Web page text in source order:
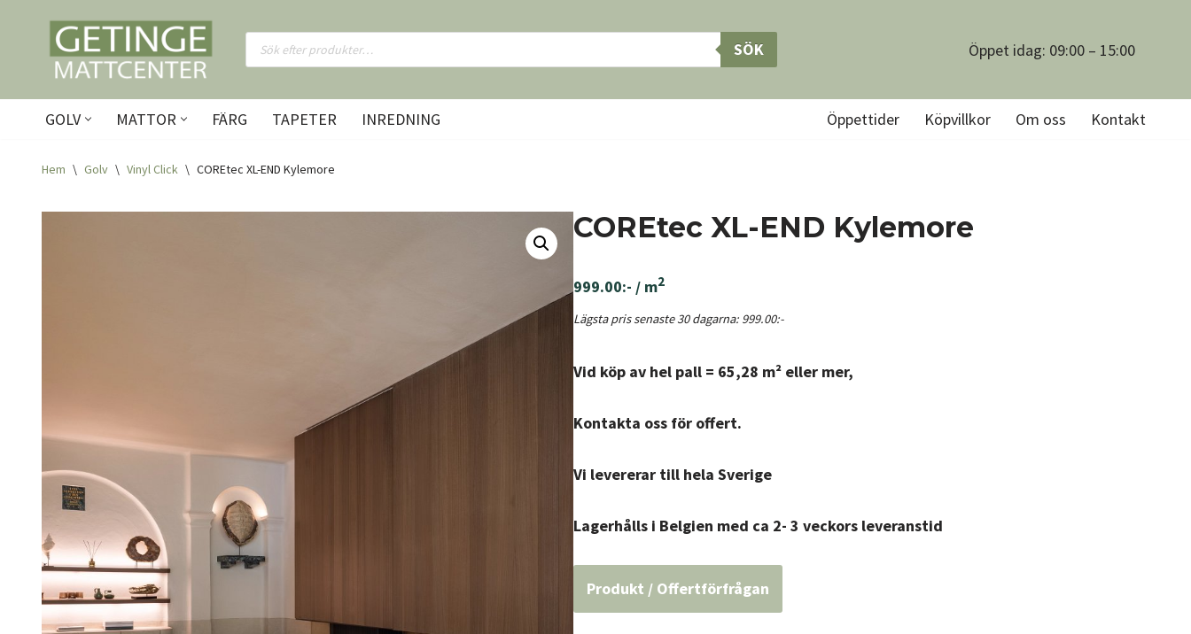
Hoppa
innehåll
SÖK Öppet idag: 09:00 – 15:00
GOLV MATTOR FÄRG TAPETER INREDNING Öppettider Köpvillkor Om oss Kontakt
Hem \ Golv \ Vinyl Click \ COREtec XL-END Kylemore
COREtec XL-END Kylemore
999.00:- / m2
Lägsta pris senaste 30 dagarna: 999.00:-
Vid köp av hel pall = 65,28 m² eller mer,
Kontakta oss för offert.
Vi levererar till hela Sverige
Lagerhålls i Belgien med ca 2- 3 veckors leveranstid
Produkt / Offertförfrågan